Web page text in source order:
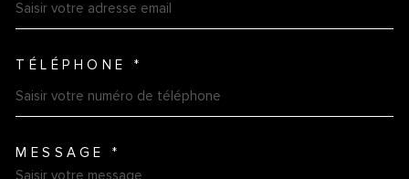
TÉLÉPHONE *
MESSAGE *